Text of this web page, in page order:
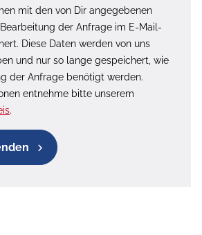
mit den von Dir angegebenen
der Anfrage im E-Mail-
Diese Daten werden von uns
und nur so lange gespeichert, wie
der Anfrage benötigt werden.
entnehme bitte unserem
.